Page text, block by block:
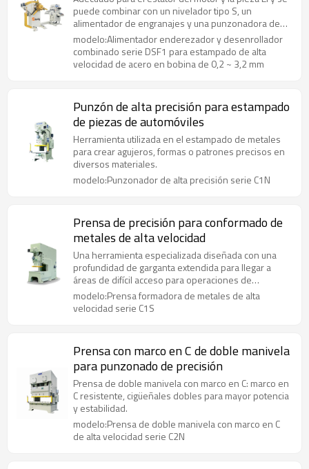
la bobina de 0,2~3,2m m
puede combinar con un nivelador tipo S, un
alimentador de engranajes y una punzonadora de
alta velocidad.
modelo:Alimentador enderezador y desenrollador
combinado serie DSF1 para estampado de alta
velocidad de acero en bobina de 0,2 ~ 3,2 mm
Punzón de alta precisión para estampado
de piezas de automóviles
Herramienta utilizada en el estampado de metales
para crear agujeros, formas o patrones precisos en
diversos materiales.
modelo:Punzonador de alta precisión serie C1N
Prensa de precisión para conformado de
metales de alta velocidad
Una herramienta especializada diseñada con una
profundidad de garganta extendida para llegar a
áreas de difícil acceso para operaciones de
punzonado precisas.
modelo:Prensa formadora de metales de alta
velocidad serie C1S
Prensa con marco en C de doble manivela
para punzonado de precisión
Prensa de doble manivela con marco en C: marco en
C resistente, cigüeñales dobles para mayor potencia
y estabilidad.
modelo:Prensa de doble manivela con marco en C
de alta velocidad serie C2N